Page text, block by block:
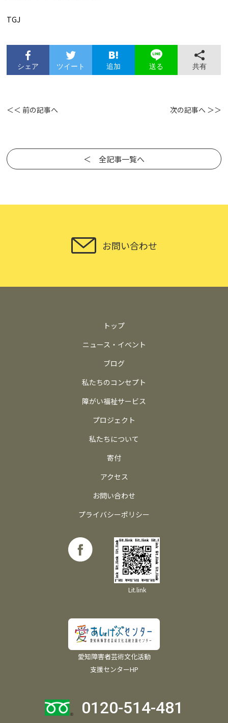
TGJ
シェア ツイート 追加 送る 共有
＜＜ 前の記事へ 次の記事へ ＞＞
＜ 全記事一覧へ
お問い合わせ
トップ
ニュース・イベント
ブログ
私たちのコンセプト
障がい福祉サービス
プロジェクト
私たちについて
寄付
アクセス
お問い合わせ
プライバシーポリシー
Lit.link
愛知障害者芸術文化活動
支援センターHP
0120-514-481